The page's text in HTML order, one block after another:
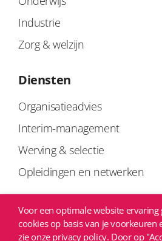
Industrie
Zorg & welzijn
Diensten
Organisatieadvies
Interim-management
Werving & selectie
Opleidingen en netwerken
Links
Privacyverklaring
Voor een optimale website
cookies op basis van je voorkeuren
zie onze privacy policy. Door op